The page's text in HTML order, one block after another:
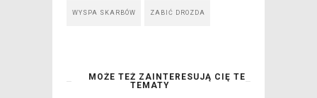
WYSPA SKARBÓW ZABIĆ DROZDA
MOŻE TEŻ ZAINTERESUJĄ CIĘ TE
TEMATY